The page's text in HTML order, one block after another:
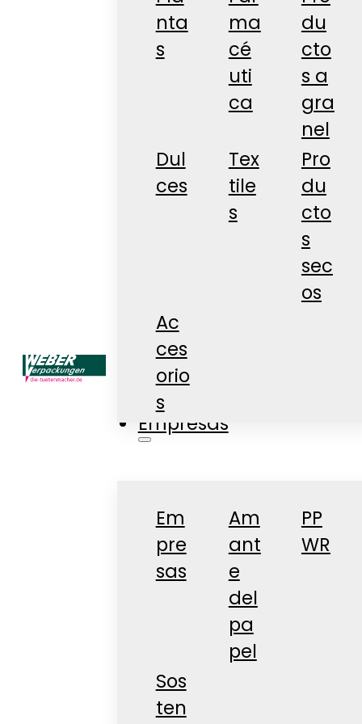
nta
s
ma
cé
uti
ca
du
cto
s a
gra
nel
Dul
ces
Tex
tile
s
Pro
du
cto
s
sec
os
Ac
ces
orio
s
Tienda
Empresas
Em
pre
sas
Am
ant
e
del
pa
pel
PP
WR
Sos
ten